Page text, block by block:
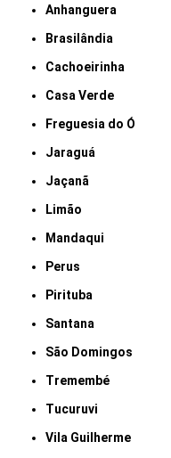
Anhanguera
Brasilândia
Cachoeirinha
Casa Verde
Freguesia do Ó
Jaraguá
Jaçanã
Limão
Mandaqui
Perus
Pirituba
Santana
São Domingos
Tremembé
Tucuruvi
Vila Guilherme